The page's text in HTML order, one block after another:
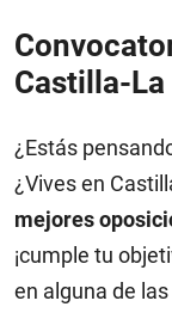
entradas
Castilla-
¿Estás
¿Vives en
mejores
¡cumple tu
en alguna de